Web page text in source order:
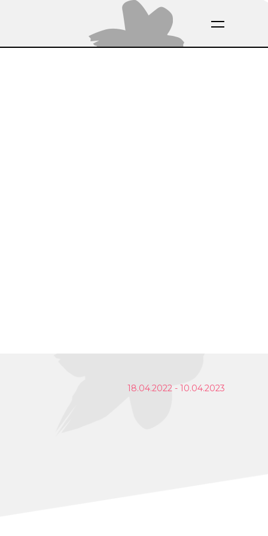
18.04.2022 - 10.04.2023